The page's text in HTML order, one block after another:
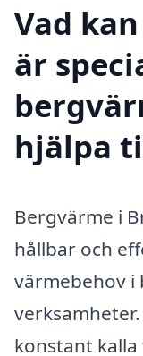
Vad
är
hjälpa
Bergvärme i
hållbar och
värmebehov i
konstant